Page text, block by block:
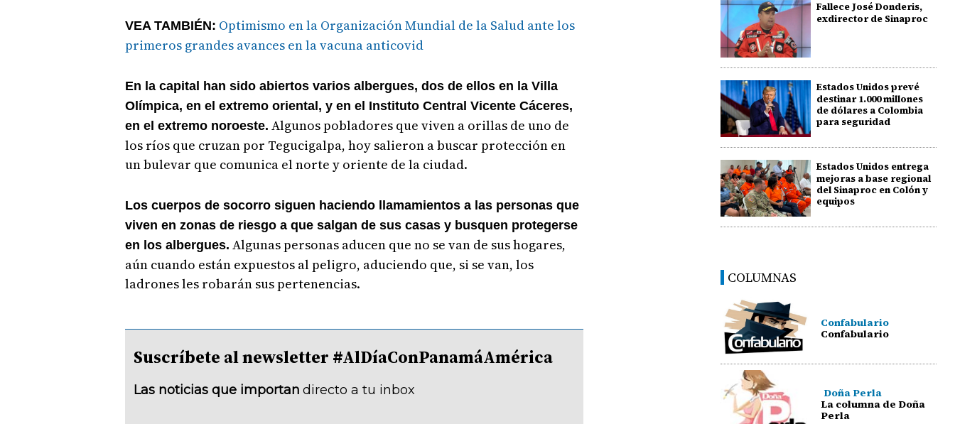
VEA TAMBIÉN: Optimismo en la Organización Mundial de la Salud ante los
primeros grandes avances en la vacuna anticovid
En la capital han sido abiertos varios albergues, dos de ellos en la Villa
Olímpica, en el extremo oriental, y en el Instituto Central Vicente Cáceres,
en el extremo noroeste. Algunos pobladores que viven a orillas de uno de
los ríos que cruzan por Tegucigalpa, hoy salieron a buscar protección en
un bulevar que comunica el norte y oriente de la ciudad.
Los cuerpos de socorro siguen haciendo llamamientos a las personas que
viven en zonas de riesgo a que salgan de sus casas y busquen protegerse
en los albergues. Algunas personas aducen que no se van de sus hogares,
aún cuando están expuestos al peligro, aduciendo que, si se van, los
ladrones les robarán sus pertenencias.
Suscríbete al newsletter #AlDíaConPanamáAmérica
Las noticias que importan directo a tu inbox
Fallece José Donderis,
exdirector de Sinaproc
Estados Unidos prevé
destinar 1.000 millones
de dólares a Colombia
para seguridad
Estados Unidos entrega
mejoras a base regional
del Sinaproc en Colón y
equipos
COLUMNAS
Confabulario
Confabulario
Doña Perla
La columna de Doña
Perla